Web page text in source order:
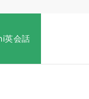
英会話